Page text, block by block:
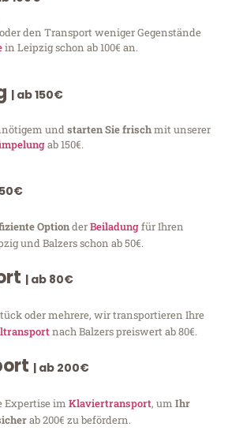
oder den Transport weniger Gegenstände
in Leipzig schon ab 100€ an.
| ab 150€
undstarten Sie frischmit unserer
ab 150€.
OptionderBeiladungfür Ihren
und Balzers schon ab 50€.
| ab 80€
oder mehrere, wir transportieren Ihre
nach Balzers preiswert ab 80€.
| ab 200€
Expertise im Klaviertransport, um Ihr
ab 200€ zu befördern.